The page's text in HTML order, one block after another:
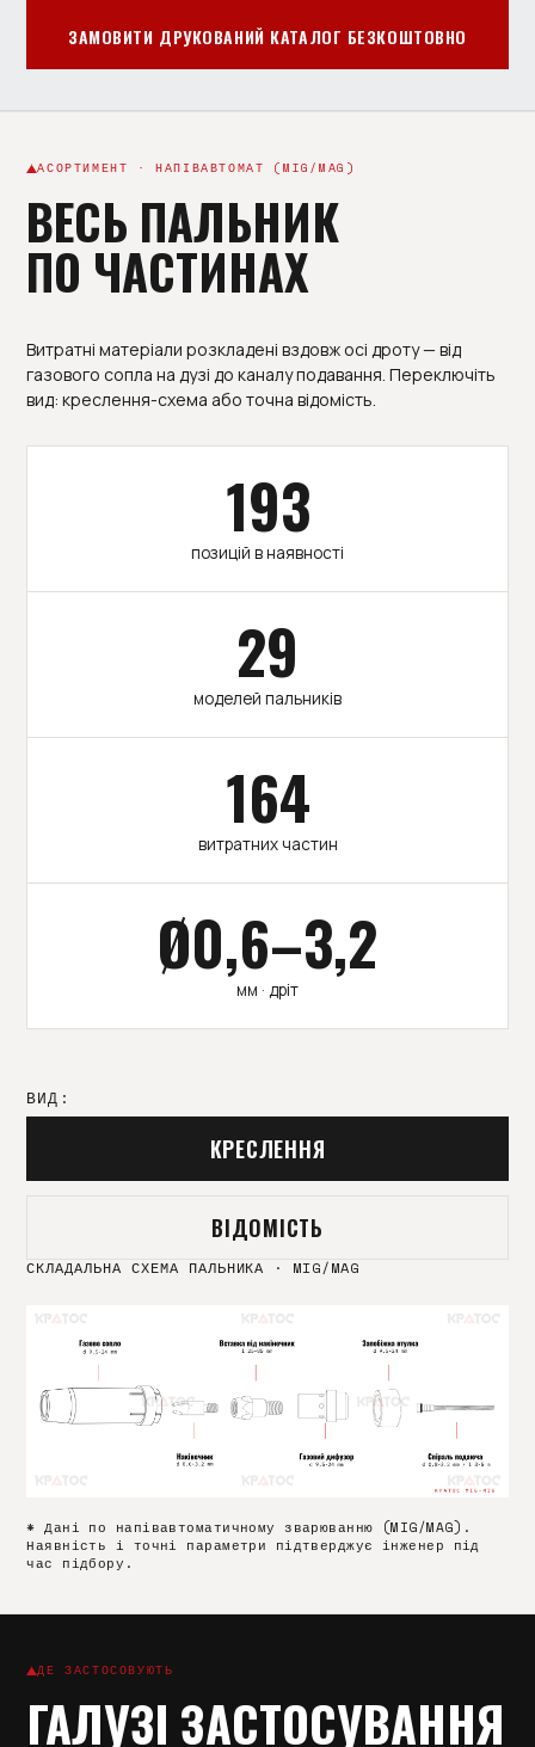
ЗАМОВИТИ ДРУКОВАНИЙ КАТАЛОГ БЕЗКОШТОВНО
АСОРТИМЕНТ · НАПІВАВТОМАТ (MIG/MAG)
ВЕСЬ ПАЛЬНИК
ПО ЧАСТИНАХ
Витратні матеріали розкладені вздовж осі дроту — від
газового сопла на дузі до каналу подавання. Переключіть
вид: креслення-схема або точна відомість.
193
позицій в наявності
29
моделей пальників
164
витратних частин
Ø0,6–3,2
мм · дріт
ВИД:
КРЕСЛЕННЯ
ВІДОМІСТЬ
СКЛАДАЛЬНА СХЕМА ПАЛЬНИКА · MIG/MAG
* Дані по напівавтоматичному зварюванню (MIG/MAG).
Наявність і точні параметри підтверджує інженер під
час підбору.
ДЕ ЗАСТОСОВУЮТЬ
ГАЛУЗІ ЗАСТОСУВАННЯ